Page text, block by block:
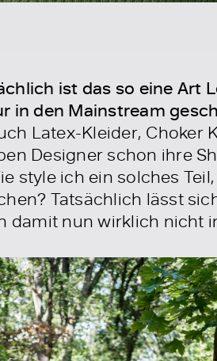
ist das so eine Art
in den Mainstream
Latex-Kleider, Choker
Designer schon ihre
style ich ein solches
Tatsächlich lässt
damit nun wirklich nicht